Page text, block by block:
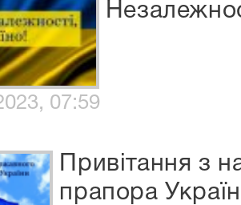
07:59
Привітання з
прапора